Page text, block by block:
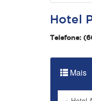
Hotel
Telefone:
Mais